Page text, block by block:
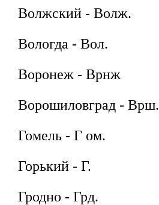
Волжский - Волж.
Вологда - Вол.
Воронеж - Врнж
Ворошиловград - Врш.
Гомель - Г ом.
Горький - Г.
Гродно - Грд.